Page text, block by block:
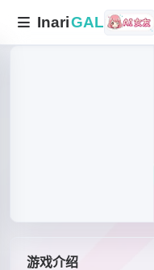
InariGAL
游戏介绍